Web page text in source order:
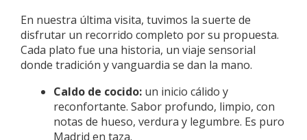
En nuestra última visita, tuvimos la suerte de
disfrutar un recorrido completo por su propuesta.
Cada plato fue una historia, un viaje sensorial
donde tradición y vanguardia se dan la mano.
Caldo de cocido: un inicio cálido y
reconfortante. Sabor profundo, limpio, con
notas de hueso, verdura y legumbre. Es puro
Madrid en taza.